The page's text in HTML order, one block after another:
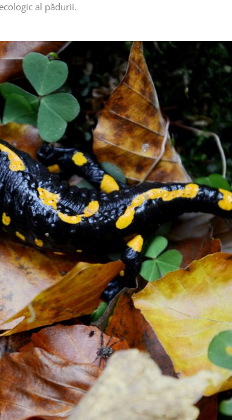
al pădurii.